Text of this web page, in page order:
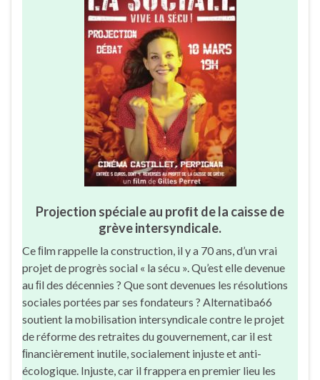
Projection spéciale au proﬁt de la caisse de
grève intersyndicale.
Ce ﬁlm rappelle la construction, il y a 70 ans, d’un vrai
projet de progrès social « la sécu ». Qu’est elle devenue
au ﬁl des décennies ? Que sont devenues les résolutions
sociales portées par ses fondateurs ? Alternatiba66
soutient la mobilisation intersyndicale contre le projet
de réforme des retraites du gouvernement, car il est
ﬁnancièrement inutile, socialement injuste et anti-
écologique. Injuste, car il frappera en premier lieu les